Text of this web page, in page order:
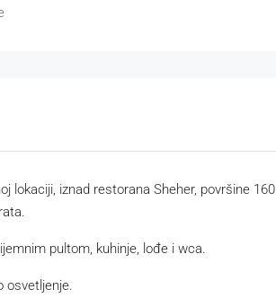
lokaciji, iznad restorana Sheher, površine 160
pultom, kuhinje, lođe i wca.
osvetljenje.